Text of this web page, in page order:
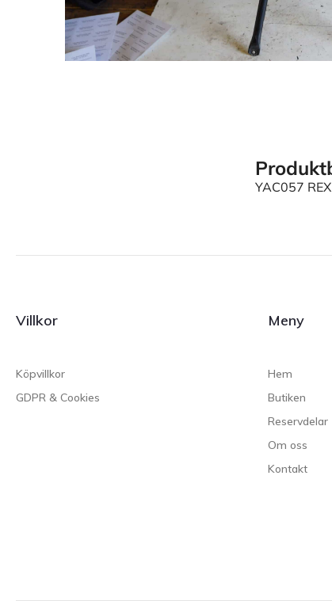
YAC057
Villkor
Köpvillkor
GDPR & Cookies
Meny
Hem
Butiken
Reservdelar
Om oss
Kontakt